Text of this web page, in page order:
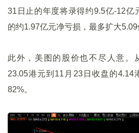
31日止的年度将录得约9.5亿-12亿
的约1.97亿元净亏损，最多扩大5.09
此外，美图的股价也不尽人意。
23.05港元到11月23日收盘的4.14
82%。